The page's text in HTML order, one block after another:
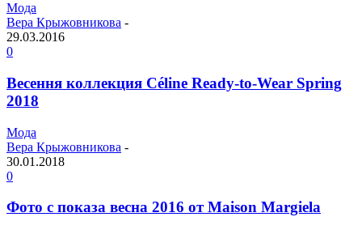
Мода
Вера Крыжовникова -
29.03.2016
0
Весення коллекция Céline Ready-to-Wear Spring
2018
Мода
Вера Крыжовникова -
30.01.2018
0
Фото с показа весна 2016 от Maison Margiela